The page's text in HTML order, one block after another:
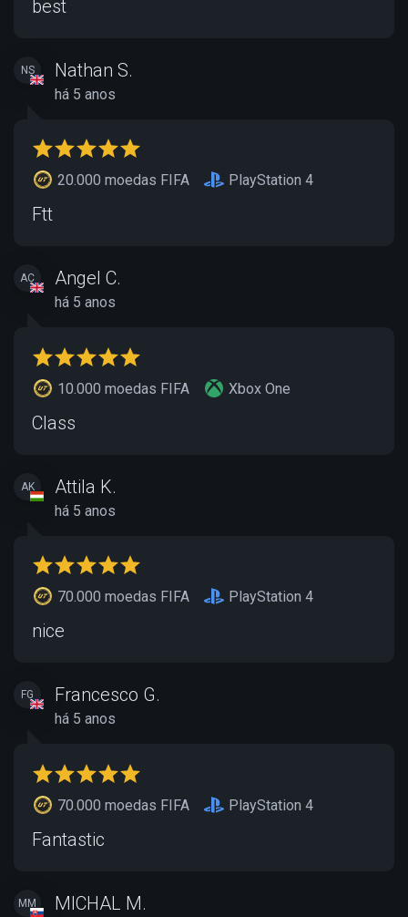
best
NS Nathan S.
há 5 anos
20.000 moedas FIFA PlayStation 4
Ftt
AC Angel C.
há 5 anos
10.000 moedas FIFA Xbox One
Class
AK Attila K.
há 5 anos
70.000 moedas FIFA PlayStation 4
nice
FG Francesco G.
há 5 anos
70.000 moedas FIFA PlayStation 4
Fantastic
MM MICHAL M.